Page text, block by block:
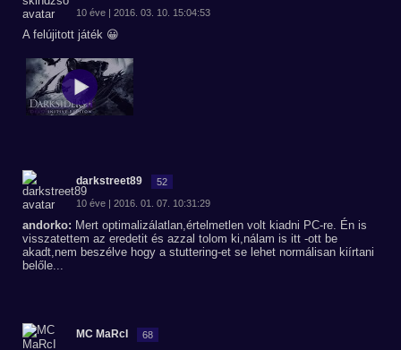
10 éve | 2016. 03. 10. 15:04:53
A felújitott játék 😀
darkstreet89 52
10 éve | 2016. 01. 07. 10:31:29
andorko: Mert optimalizálatlan,értelmetlen volt kiadni PC-re. Én is
visszatettem az eredetit és azzal tolom ki,nálam is itt -ott be
akadt,nem beszélve hogy a stuttering-et se lehet normálisan kiírtani
belőle...
MC MaRcI 68